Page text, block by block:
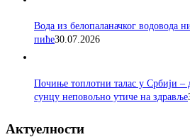
Вода из белопаланачког водовода
пиће30.07.2026
Почиње топлотни талас у Србији –
сунцу неповољно утиче на здравље
Актуелности